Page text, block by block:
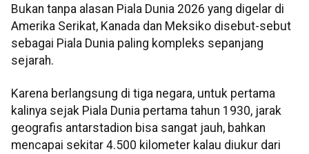
Bukan tanpa alasan Piala Dunia 2026 yang digelar di
Amerika Serikat, Kanada dan Meksiko disebut-sebut
sebagai Piala Dunia paling kompleks sepanjang
sejarah.
Karena berlangsung di tiga negara, untuk pertama
kalinya sejak Piala Dunia pertama tahun 1930, jarak
geografis antarstadion bisa sangat jauh, bahkan
mencapai sekitar 4.500 kilometer kalau diukur dari